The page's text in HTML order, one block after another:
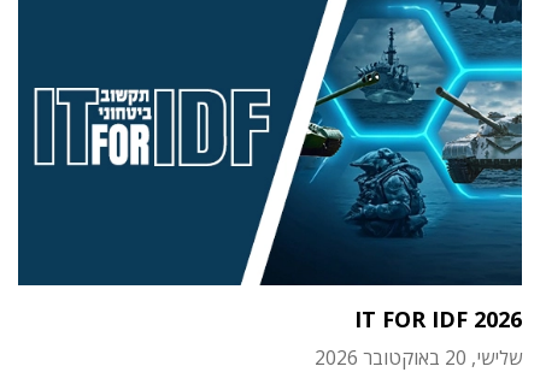
IT FOR IDF 2026
שלישי, 20 באוקטובר 2026